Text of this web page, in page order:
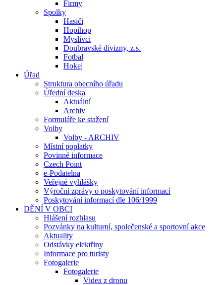
Firmy
Spolky
Hasiči
Hopihop
Myslivci
Doubravské divizny, z.s.
Fotbal
Hokej
Úřad
Struktura obecního úřadu
Úřední deska
Aktuální
Archiv
Formuláře ke stažení
Volby
Volby - ARCHIV
Místní poplatky
Povinné informace
Czech Point
e-Podatelna
Veřejné vyhlášky
Výroční zprávy o poskytování informací
Poskytování informací dle 106/1999
DĚNÍ V OBCI
Hlášení rozhlasu
Pozvánky na kulturní, společenské a sportovní akce
Aktuality
Odstávky elektřiny
Informace pro turisty
Fotogalerie
Fotogalerie
Videa z dronu